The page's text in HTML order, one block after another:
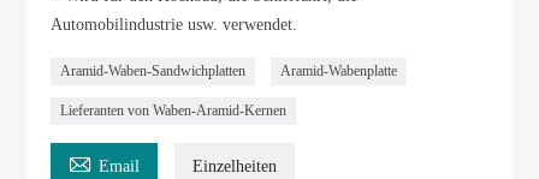
Automobilindustrie usw. verwendet.
Aramid-Waben-Sandwichplatten Aramid-Wabenplatte
Lieferanten von Waben-Aramid-Kernen
 Email Einzelheiten